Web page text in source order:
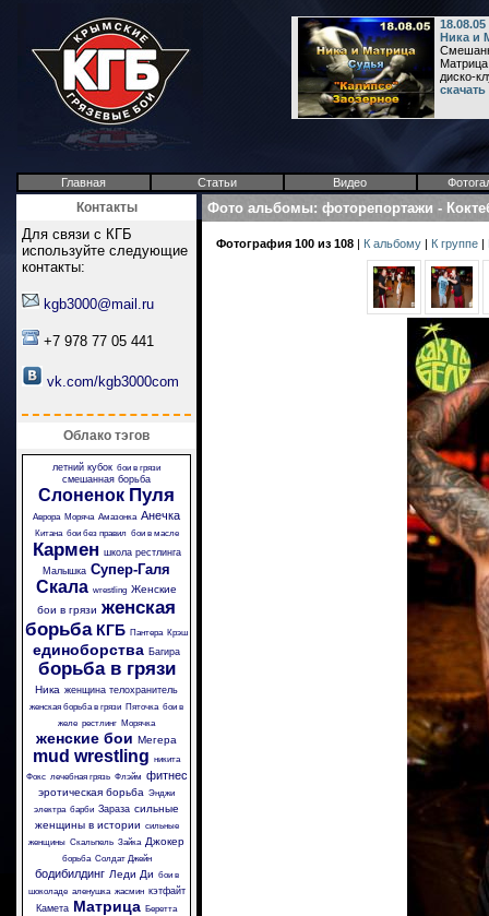
Ника и
диско-
Главная Статьи Видео
Контакты
Для связи с КГБ
используйте следующие
контакты:
kgb3000@mail.ru
+7 978 77 05 441
vk.com/kgb3000com
Облако тэгов
летний кубок бои в грязи
смешанная борьба
Слоненок Пуля
Аврора Моряча Амазонка Анечка
Китана бои без правил бои в масле
Кармен школа рестлинга
Малышка Супер-Галя
Скала wrestling Женские
бои в грязи женская
борьба КГБ Пантера Крэш
единоборства Багира
борьба в грязи
Ника женщина телохранитель
женская борьба в грязи Пяточка бои в
желе рестлинг Морячка
женские бои Мегера
mud wrestling никита
Фокс лечебная грязь Флэйм фитнес
эротическая борьба Энджи
электра барби Зараза сильные
женщины в истории сильные
женщины Скальпель Зайка Джокер
борьба Солдат Джейн
бодибилдинг Леди Ди бои в
шоколаде аленушка жасмин кэтфайт
Камета Матрица Беретта
Фото альбомы: фоторепортажи -
Фотография 100 из 108 | К альбому | К группе |